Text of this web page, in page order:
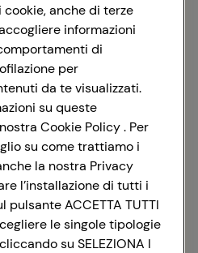
social, rimarrai connesso per 12 ore.
con Google
anche di terze
informazioni
di
per
da te visualizzati.
su queste
Cookie Policy . Per
su come trattiamo i
la nostra Privacy
l’installazione di tutti i
ACCETTA TUTTI
le singole tipologie
su SELEZIONA I